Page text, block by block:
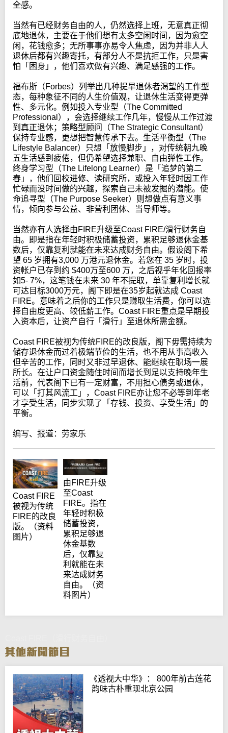
全感。
当然有已经财务自由的人，仍然选择上班，无意真正彻
底地退休，主要在于他们想有太多空闲时间，因为愈空
闲，花钱愈多；无所事事亦易令人焦虑，因为并非人人
退休后都有兴趣寄托，有部分人不是抗拒工作，只是害
怕「困身」，他们喜欢做有兴趣、满足感强的工作。
福布斯（Forbes）列举出几种提早退休者渴望的工作型
态，每种象征不同的人生价值观，让退休生活变得更弹
性、多元化。例如投入专业型（The Committed
Professional），会选择继续工作几年，慢慢从工作过渡
到真正退休；策略型顾问（The Strategic Consultant）
保持专业感，更想把智慧传承下去。生活平衡型（The
Lifestyle Balancer）只想「放慢脚步」，对传统朝九晚
五生活感到疲倦，但仍希望选择兼职、自由弹性工作。
终身学习型（The Lifelong Learner）是「追梦的第二
春」，他们回校进修、读研究所，或投入年轻时因工作
忙碌而没时间做的兴趣，探索自己未被发掘的潜能。使
命追寻型（The Purpose Seeker）则想做点有意义事
情，倾向参与公益、非营利团体、当导师等。
当然亦有人选择由FIRE升级至Coast FIRE/滑行财务自
由。即是指在年轻时积极储蓄投资，累积足够退休金基
数后，仅靠复利就能在未来达成财务自由。假设阁下希
望 65 岁拥有3,000 万港元退休金。若您在 35 岁时，投
资帐户已存到约 $400万至600 万，之后视乎年化回报率
如5- 7%，这笔钱在未来 30 年不提取，单靠复利增长就
可达目标3000万元，阁下即是在35岁起就达成 Coast
FIRE。意味着之后你的工作只是赚取生活费，你可以选
择自由度更高、较低薪工作。Coast FIRE重点是早期投
入资本后，让资产自行「滑行」至退休所需金额。
Coast FIRE被视为传统FIRE的改良版，阁下毋需持续为
储存退休金而过着极端节俭的生活，也不用从事高收入
但辛苦的工作，同时又非过早退休、能继续在职场一展
所长。在让户口资金随住时间而增长到足以支持晚年生
活前，代表阁下已有一定财富，不用担心债务或退休，
可以「打其风流工」，Coast FIRE亦让您不必等到年老
才享受生活，同步实现了「存钱、投资、享受生活」的
平衡。
编写、报道：劳家乐
Coast FIRE
被视为传统
FIRE的改良
版。（资料
图片）
由FIRE升级
至Coast
FIRE。指在
年轻时积极
储蓄投资，
累积足够退
休金基数
后，仅靠复
利就能在未
来达成财务
自由。（资
料图片）
《透视大中华》： 800年前古莲花
韵味古朴重现北京公园